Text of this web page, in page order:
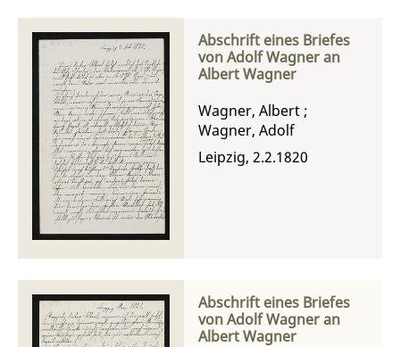
Abschrift eines Briefes
von Adolf Wagner an
Albert Wagner
Wagner, Albert ;
Wagner, Adolf
Leipzig, 2.2.1820
Abschrift eines Briefes
von Adolf Wagner an
Albert Wagner